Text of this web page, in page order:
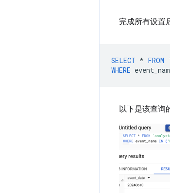
完成所有设置
SELECT * FROM
WHERE
以下是该查询